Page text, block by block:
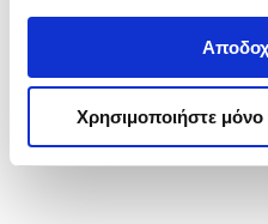
Χρησιμοποιήστε